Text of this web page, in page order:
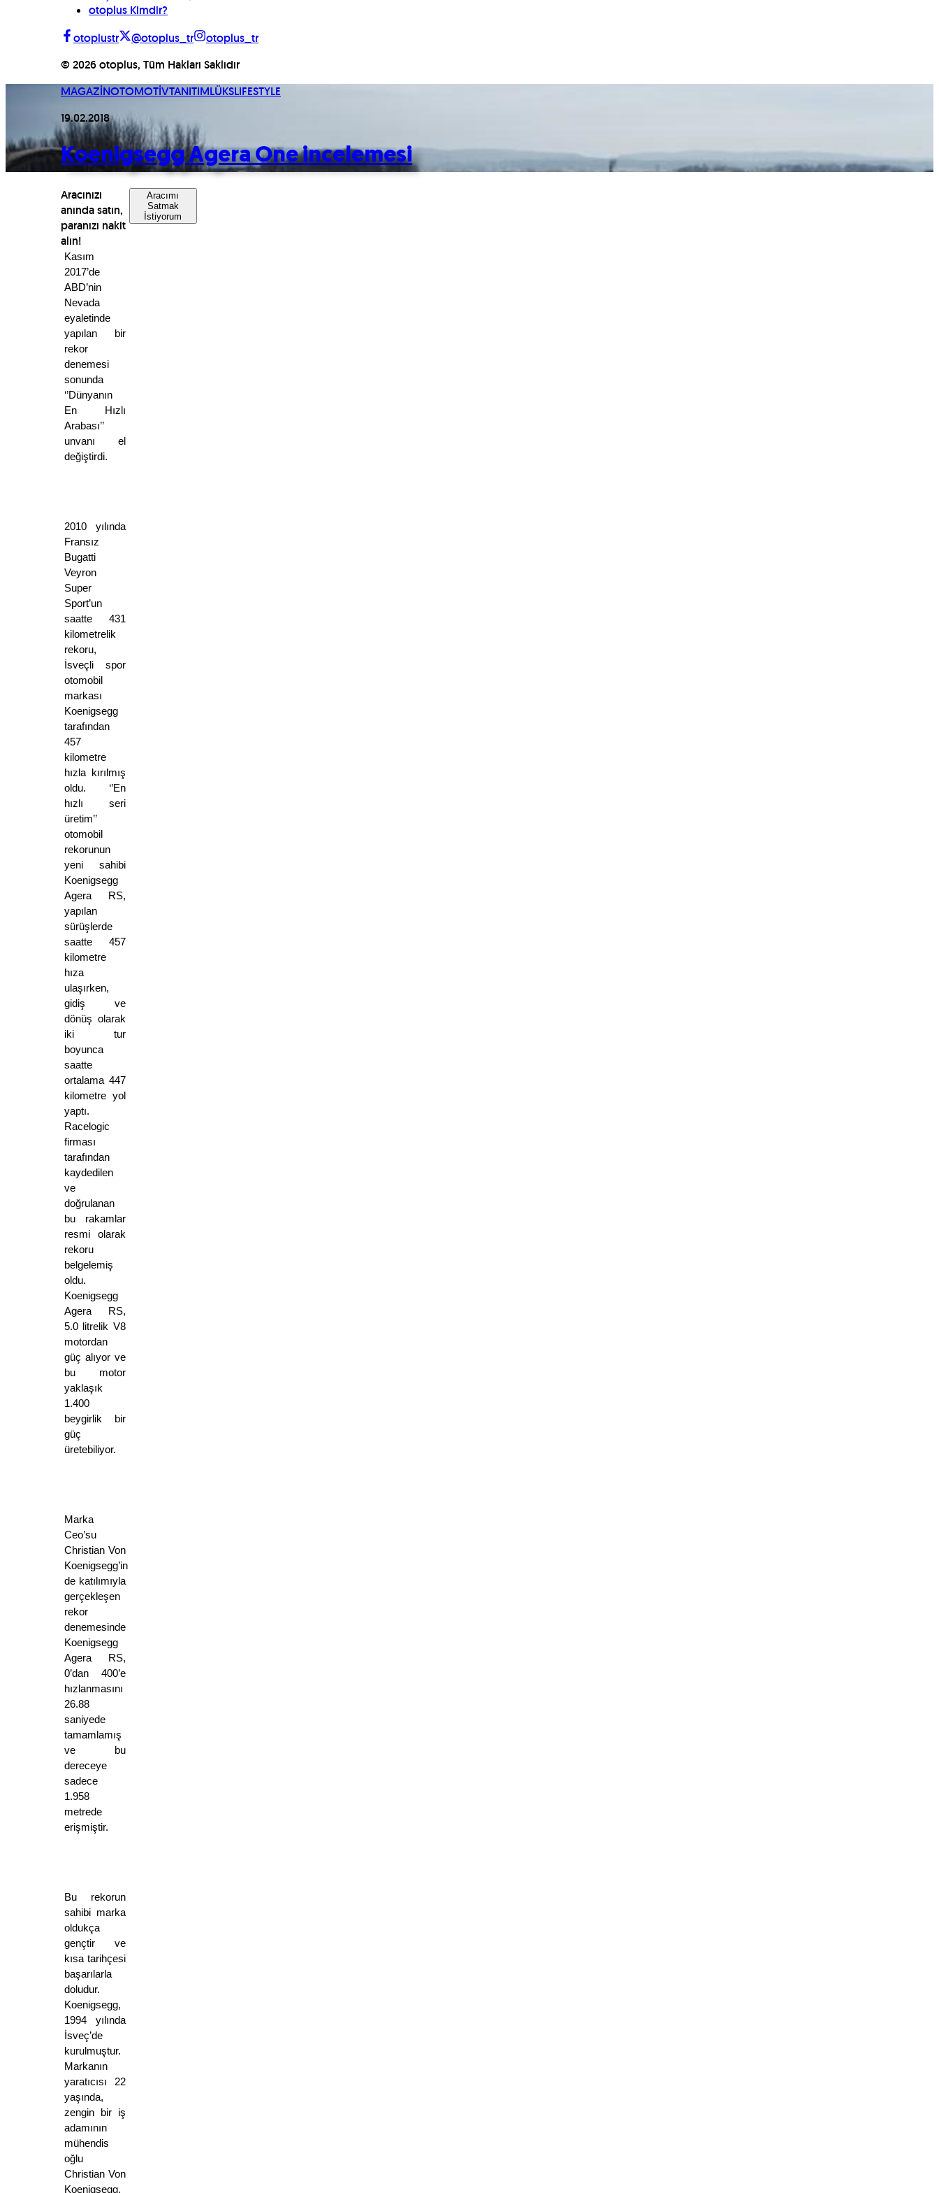
otoplus Kimdir?
otoplustr
@otoplus_tr
otoplus_tr
© 2026 otoplus, Tüm Hakları Saklıdır
MAGAZİNOTOMOTİVTANITIMLÜKSLIFESTYLE
19.02.2018
Koenigsegg Agera One incelemesi
Aracınızı
anında satın,
paranızı nakit
alın!
Aracımı
Satmak
İstiyorum
Kasım
2017’de
ABD’nin
Nevada
eyaletinde
yapılan bir
rekor
denemesi
sonunda
‘’Dünyanın
En Hızlı
Arabası’’
unvanı el
değiştirdi.
2010 yılında
Fransız
Bugatti
Veyron
Super
Sport’un
saatte 431
kilometrelik
rekoru,
İsveçli spor
otomobil
markası
Koenigsegg
tarafından
457
kilometre
hızla kırılmış
oldu. ‘’En
hızlı seri
üretim’’
otomobil
rekorunun
yeni sahibi
Koenigsegg
Agera RS,
yapılan
sürüşlerde
saatte 457
kilometre
hıza
ulaşırken,
gidiş ve
dönüş olarak
iki tur
boyunca
saatte
ortalama 447
kilometre yol
yaptı.
Racelogic
firması
tarafından
kaydedilen
ve
doğrulanan
bu rakamlar
resmi olarak
rekoru
belgelemiş
oldu.
Koenigsegg
Agera RS,
5.0 litrelik V8
motordan
güç alıyor ve
bu motor
yaklaşık
1.400
beygirlik bir
güç
üretebiliyor.
Marka
Ceo’su
Christian Von
Koenigsegg’in
de katılımıyla
gerçekleşen
rekor
denemesinde
Koenigsegg
Agera RS,
0’dan 400’e
hızlanmasını
26.88
saniyede
tamamlamış
ve bu
dereceye
sadece
1.958
metrede
erişmiştir.
Bu rekorun
sahibi marka
oldukça
gençtir ve
kısa tarihçesi
başarılarla
doludur.
Koenigsegg,
1994 yılında
İsveç’de
kurulmuştur.
Markanın
yaratıcısı 22
yaşında,
zengin bir iş
adamının
mühendis
oğlu
Christian Von
Koenigsegg,